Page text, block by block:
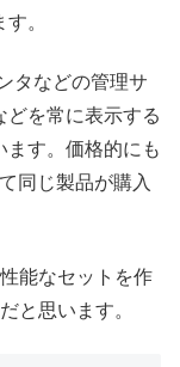
。
タなどの管理サ
どを常に表示する
ます。価格的にも
同じ製品が購入
能なセットを作
と思います。